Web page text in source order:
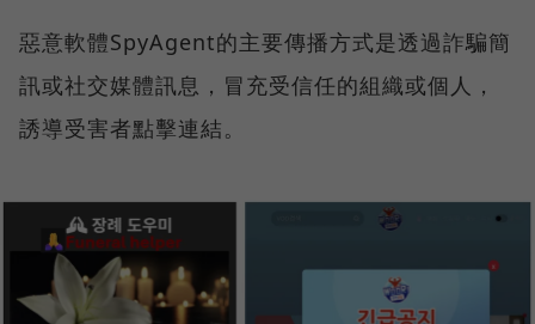
惡意軟體SpyAgent的主要傳播方式是透過詐騙簡
訊或社交媒體訊息，冒充受信任的組織或個人，
誘導受害者點擊連結。